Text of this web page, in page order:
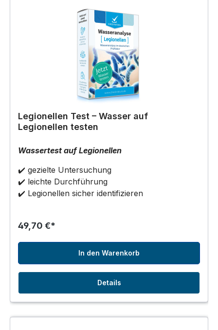
Legionellen Test – Wasser auf
Legionellen testen
Wassertest auf Legionellen
✔️ gezielte Untersuchung
✔️ leichte Durchführung
✔️ Legionellen sicher identifizieren
49,70 €*
In den Warenkorb
Details